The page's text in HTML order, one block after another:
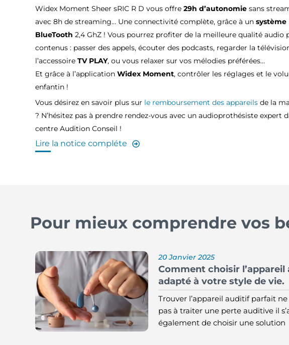
Widex Moment Sheer sRIC R D vous offre 29h d’autonomie sans
avec 8h de streaming… Une connectivité complète, grâce à un système
BlueTooth 2,4 GhZ ! Vous pourrez profiter de la meilleure qualité audio
contenus : passer des appels, écouter des podcasts, regarder la
l’accessoire TV PLAY, ou vous relaxer sur vos mélodies préférées…
Et grâce à l’application Widex Moment, contrôler les réglages et le
enfantin !
Vous désirez en savoir plus sur le remboursement des appareils de la
? N’hésitez pas à prendre rendez-vous avec un audioprothésiste expert
centre Audition Conseil !
Lire la notice compléte
Pour mieux comprendre vos
20 Janvier 2025
Comment choisir l’appareil
adapté à votre style de vie.
Trouver l’appareil auditif parfait
pas à traiter une perte auditive il
également de choisir une solution